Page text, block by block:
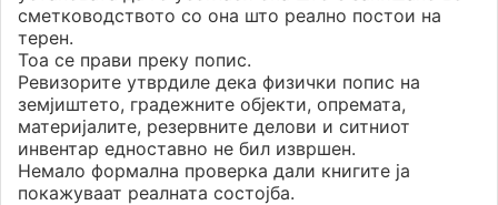
сметководството со она што реално постои на
терен.
Тоа се прави преку попис.
Ревизорите утврдиле дека физички попис на
земјиштето, градежните објекти, опремата,
материјалите, резервните делови и ситниот
инвентар едноставно не бил извршен.
Немало формална проверка дали книгите ја
покажуваат реалната состојба.